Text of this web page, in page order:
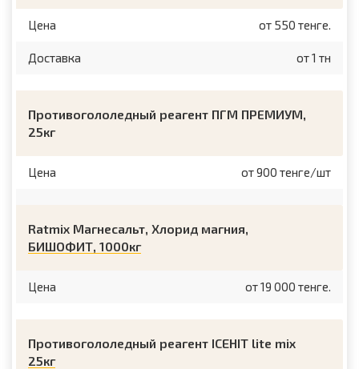
Цена от 550 тенге.
Доставка от 1 тн
Противогололедный реагент ПГМ ПРЕМИУМ,
25кг
Цена от 900 тенге/шт
Ratmix Магнесальт, Хлорид магния,
БИШОФИТ, 1000кг
Цена от 19 000 тенге.
Противогололедный реагент ICEHIT lite mix
25кг